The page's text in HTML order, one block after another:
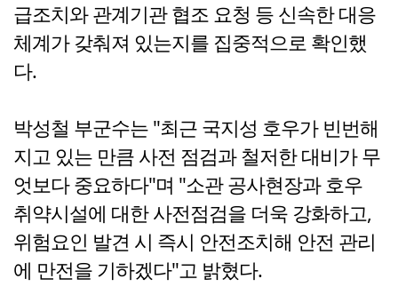
급조치와 관계기관 협조 요청 등 신속한 대응
체계가 갖춰져 있는지를 집중적으로 확인했
다.
박성철 부군수는 "최근 국지성 호우가 빈번해
지고 있는 만큼 사전 점검과 철저한 대비가 무
엇보다 중요하다"며 "소관 공사현장과 호우
취약시설에 대한 사전점검을 더욱 강화하고,
위험요인 발견 시 즉시 안전조치해 안전 관리
에 만전을 기하겠다"고 밝혔다.